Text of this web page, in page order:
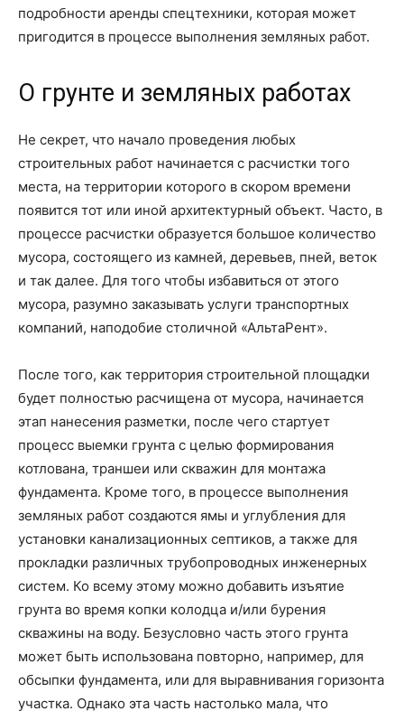
подробности аренды спецтехники, которая может
пригодится в процессе выполнения земляных работ.
О грунте и земляных работах
Не секрет, что начало проведения любых
строительных работ начинается с расчистки того
места, на территории которого в скором времени
появится тот или иной архитектурный объект. Часто, в
процессе расчистки образуется большое количество
мусора, состоящего из камней, деревьев, пней, веток
и так далее. Для того чтобы избавиться от этого
мусора, разумно заказывать услуги транспортных
компаний, наподобие столичной «АльтаРент».
После того, как территория строительной площадки
будет полностью расчищена от мусора, начинается
этап нанесения разметки, после чего стартует
процесс выемки грунта с целью формирования
котлована, траншеи или скважин для монтажа
фундамента. Кроме того, в процессе выполнения
земляных работ создаются ямы и углубления для
установки канализационных септиков, а также для
прокладки различных трубопроводных инженерных
систем. Ко всему этому можно добавить изъятие
грунта во время копки колодца и/или бурения
скважины на воду. Безусловно часть этого грунта
может быть использована повторно, например, для
обсыпки фундамента, или для выравнивания горизонта
участка. Однако эта часть настолько мала, что